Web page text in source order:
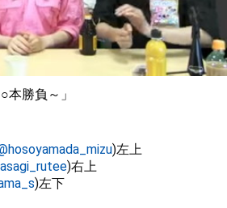
勝負～」
)左上
)右上
)左下